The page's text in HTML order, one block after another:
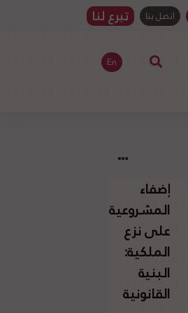
اتصل بنا تبرع لنا
En
إضفاء
المشروعية
على نزع
الملكية:
البنية
القانونية